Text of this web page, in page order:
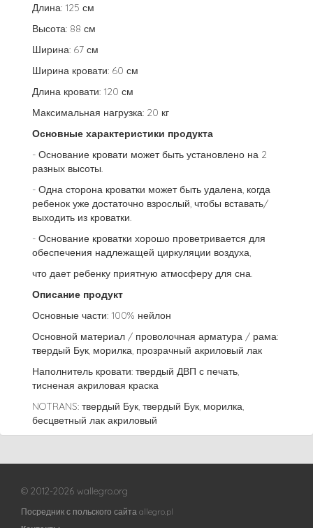
Длина: 125 см
Высота: 88 см
Ширина: 67 см
Ширина кровати: 60 см
Длина кровати: 120 см
Максимальная нагрузка: 20 кг
Основные характеристики продукта
- Основание кровати может быть установлено на 2
разных высоты.
- Одна сторона кроватки может быть удалена, когда
ребенок уже достаточно взрослый, чтобы вставать/
выходить из кроватки.
- Основание кроватки хорошо проветривается для
обеспечения надлежащей циркуляции воздуха,
что дает ребенку приятную атмосферу для сна.
Описание продукт
Основные части: 100% нейлон
Основной материал / проволочная арматура / рама:
твердый Бук, морилка, прозрачный акриловый лак
Наполнитель кровати: твердый ДВП с печать,
тисненая акриловая краска
NOTRANS: твердый Бук, твердый Бук, морилка,
бесцветный лак акриловый
© 2012-2026 wallegro.org
Посредник с польского сайта allegro.pl